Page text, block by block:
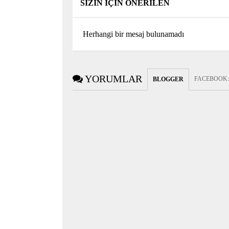
SİZİN İÇİN ÖNERİLEN
Herhangi bir mesaj bulunamadı
YORUMLAR BLOGGER FACEBOOK: